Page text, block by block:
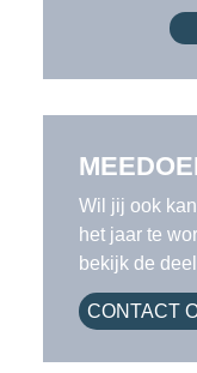
Wil jij ook
het jaar te
bekijk de
CONTACT